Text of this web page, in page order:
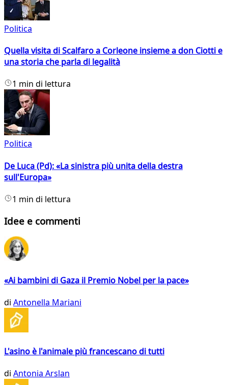
Politica
Quella visita di Scalfaro a Corleone insieme a don Ciotti e
una storia che parla di legalità
1 min di lettura
Politica
De Luca (Pd): «La sinistra più unita della destra
sull'Europa»
1 min di lettura
Idee e commenti
«Ai bambini di Gaza il Premio Nobel per la pace»
di Antonella Mariani
L'asino è l'animale più francescano di tutti
di Antonia Arslan